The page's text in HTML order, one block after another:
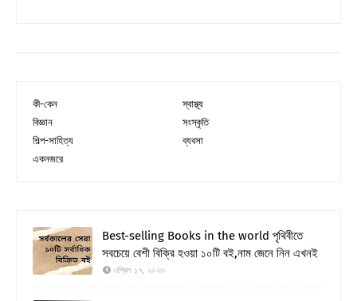
কী-কেন
স্বাস্থ্য
বিজ্ঞান
সংস্কৃতি
শিল্প-সাহিত্য
ব্যবসা
একনজরে
Best-selling Books in the world পৃথিবীতে
সবচেয়ে বেশী বিক্রি হওয়া ১০টি বই,নাম জেনে নিন এখনই
এপ্রিল ১৭, ২০২৩